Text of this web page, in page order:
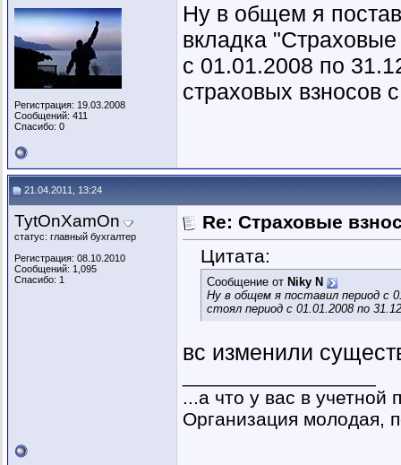
Регистрация: 19.03.2008
Сообщений: 411
Спасибо: 0
Ну в общем я
вкладка
с 01.01.2008 по
страховых взносов
21.04.2011, 13:24
TytOnXamOn
статус: главный бухгалтер
Регистрация: 08.10.2010
Сообщений: 1,095
Спасибо: 1
Re: Страховые
Цитата:
Сообщение от Niky N
Ну в общем я поставил период с
стоял период с 01.01.2008 по
вс изменили
...а что у вас в учетной
Организация молодая,